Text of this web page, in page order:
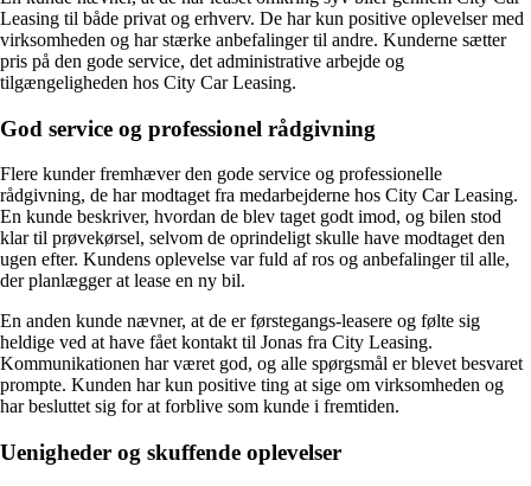
Leasing til både privat og erhverv. De har kun positive oplevelser med
virksomheden og har stærke anbefalinger til andre. Kunderne sætter
pris på den gode service, det administrative arbejde og
tilgængeligheden hos City Car Leasing.
God service og professionel rådgivning
Flere kunder fremhæver den gode service og professionelle
rådgivning, de har modtaget fra medarbejderne hos City Car Leasing.
En kunde beskriver, hvordan de blev taget godt imod, og bilen stod
klar til prøvekørsel, selvom de oprindeligt skulle have modtaget den
ugen efter. Kundens oplevelse var fuld af ros og anbefalinger til alle,
der planlægger at lease en ny bil.
En anden kunde nævner, at de er førstegangs-leasere og følte sig
heldige ved at have fået kontakt til Jonas fra City Leasing.
Kommunikationen har været god, og alle spørgsmål er blevet besvaret
prompte. Kunden har kun positive ting at sige om virksomheden og
har besluttet sig for at forblive som kunde i fremtiden.
Uenigheder og skuffende oplevelser